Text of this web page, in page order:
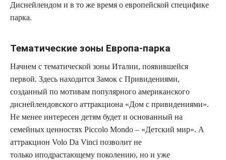
Диснейлендом и в то же время о европейской специфике
парка.
Тематические зоны Европа-парка
Начнем с тематической зоны Италии, появившейся
первой. Здесь находится Замок с Привидениями,
созданный по мотивам популярного американского
диснейлендовского аттракциона «Дом с привидениями».
Не менее интересен детям будет и основанный на
семейных ценностях Piccolo Mondo – «Детский мир». А
аттракцион Volo Da Vinci позволит не
только иподрастающему поколению, но и уже